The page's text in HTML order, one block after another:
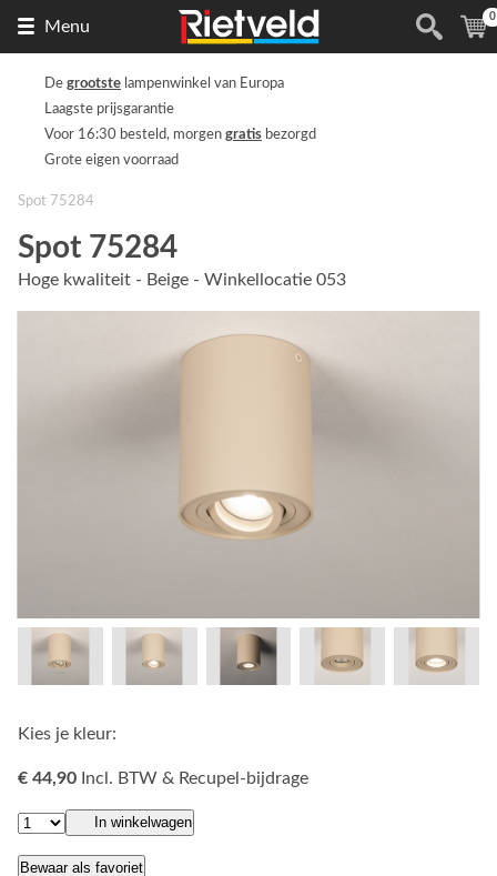
Menu
de
(
0
De grootste lampenwinkel van Europa
Laagste prijsgarantie
Voor 16:30 besteld, morgen gratis bezorgd
Grote eigen voorraad
Spot 75284
Spot 75284
Hoge kwaliteit - Beige - Winkellocatie 053
Kies je kleur:
€ 44,90 Incl. BTW & Recupel-bijdrage
In winkelwagen
Bewaar als favoriet